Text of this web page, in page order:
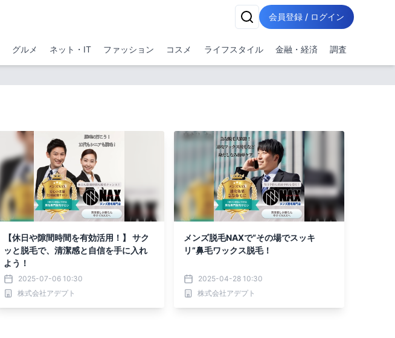
会員登録 / ログイン
グルメ ネット・IT ファッション コスメ ライフスタイル 金融・経済 調査
【休日や隙間時間を有効活用！】 サク
ッと脱毛で、清潔感と自信を手に入れ
よう！
2025-07-06 10:30
株式会社アデプト
メンズ脱毛NAXで“その場でスッキ
リ”鼻毛ワックス脱毛！
2025-04-28 10:30
株式会社アデプト